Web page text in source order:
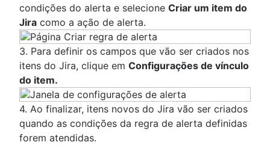
condições do alerta e selecione Criar um item do
Jira como a ação de alerta.
3. Para definir os campos que vão ser criados nos
itens do Jira, clique em Configurações de vínculo
do item.
4. Ao finalizar, itens novos do Jira vão ser criados
quando as condições da regra de alerta definidas
forem atendidas.